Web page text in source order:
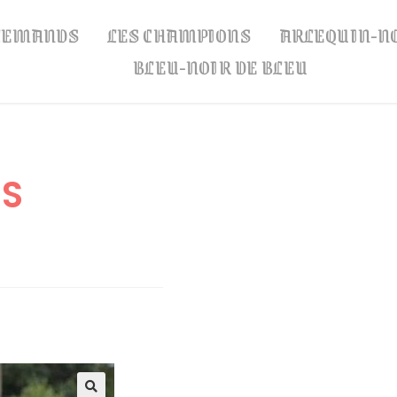
LES CHAMPIONS
ARLEQUIN-
BLEU-NOIR DE BLEU